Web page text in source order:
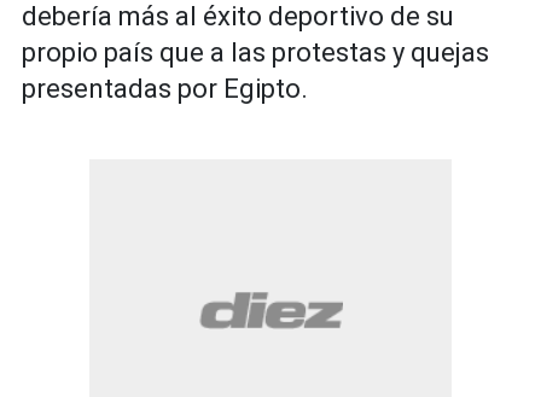
debería más al éxito deportivo de su
propio país que a las protestas y quejas
presentadas por Egipto.